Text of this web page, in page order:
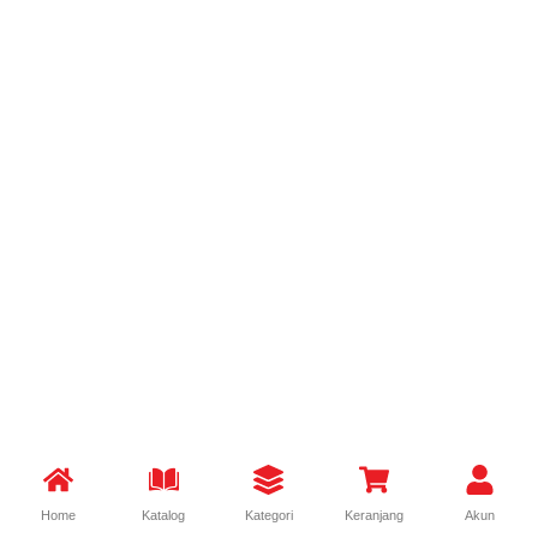
Home Katalog Kategori Keranjang Akun